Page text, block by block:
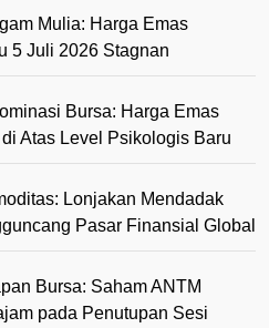
Mulia: Harga Emas
5 Juli 2026 Stagnan
Bursa: Harga Emas
Atas Level Psikologis Baru
Lonjakan Mendadak
Pasar Finansial Global
Bursa: Saham ANTM
pada Penutupan Sesi